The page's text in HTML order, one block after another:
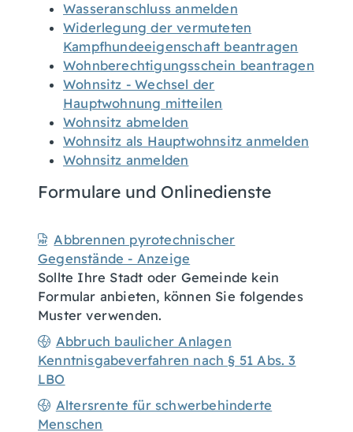
Wasseranschluss anmelden
Widerlegung der vermuteten
Kampfhundeeigenschaft beantragen
Wohnberechtigungsschein beantragen
Wohnsitz - Wechsel der
Hauptwohnung mitteilen
Wohnsitz abmelden
Wohnsitz als Hauptwohnsitz anmelden
Wohnsitz anmelden
Formulare und Onlinedienste
Abbrennen pyrotechnischer
Gegenstände - Anzeige
Sollte Ihre Stadt oder Gemeinde kein
Formular anbieten, können Sie folgendes
Muster verwenden.
Abbruch baulicher Anlagen
Kenntnisgabeverfahren nach § 51 Abs. 3
LBO
Altersrente für schwerbehinderte
Menschen